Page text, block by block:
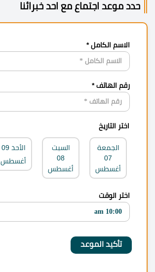
حدد موعد اجتماع مع احد خبرائنا
الاسم الكامل *
رقم الهاتف *
اختر التاريخ
الجمعة
07
أغسطس
السبت
08
أغسطس
الأحد 09
أغسطس
اختر الوقت